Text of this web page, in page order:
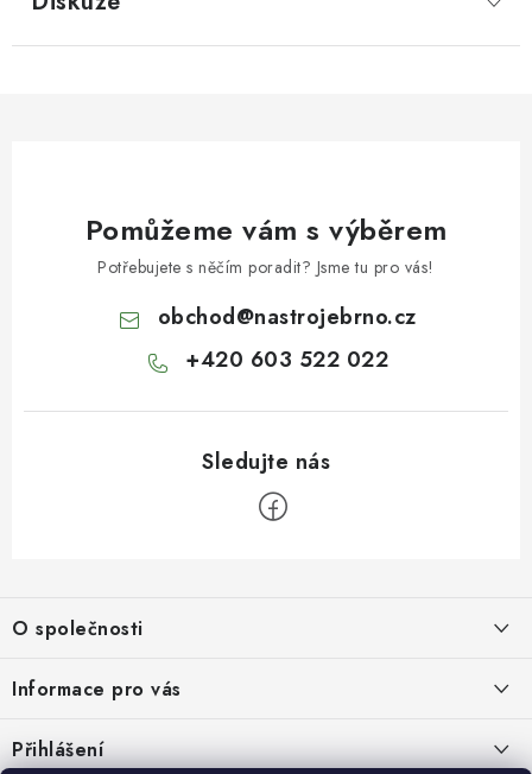
Pomůžeme vám s výběrem
Potřebujete s něčím poradit? Jsme tu pro vás!
obchod@nastrojebrno.cz
+420 603 522 022
p
a
O společnosti
O nás
Recenze zákazníků
Informace pro vás
Obchodní podmínky
Přihlášení